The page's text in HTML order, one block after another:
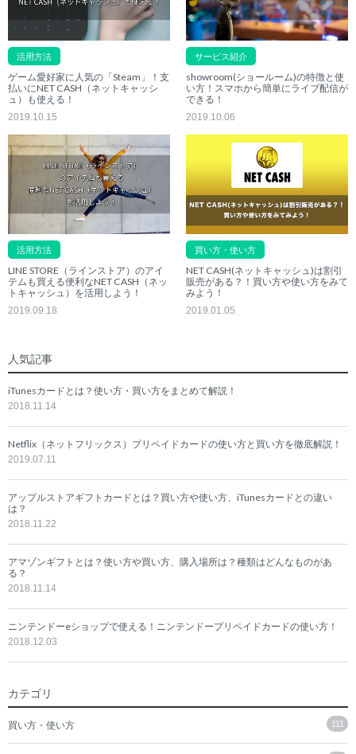
活用方法
ゲーム愛好家に人気の「Steam」！支
払いにNET CASH（ネットキャッシ
ュ）も使える！
2019.10.15
サービス紹介
showroom(ショールーム)の特徴と使
い方！スマホから簡単にライブ配信が
できる！
2019.10.06
活用方法
LINE STORE（ラインストア）のアイ
テムも買える便利なNET CASH（ネッ
トキャッシュ）を活用しよう！
2019.09.18
買い方・使い方
NET CASH(ネットキャッシュ)は割引
販売がある？！買い方や使い方をみて
みよう！
2019.01.05
人気記事
iTunesカードとは？使い方・買い方をまとめて解説！
2018.11.14
Netflix（ネットフリックス）プリペイドカードの使い方と買い方を徹底解説！
2019.07.11
アップルストアギフトカードとは？買い方や使い方、iTunesカードとの違い
は？
2018.11.22
アマゾンギフトとは？使い方や買い方、購入場所は？種類はどんなものがあ
る？
2018.11.14
ニンテンドーeショップで使える！ニンテンドープリペイドカードの使い方！
2018.12.03
カテゴリ
買い方・使い方 111